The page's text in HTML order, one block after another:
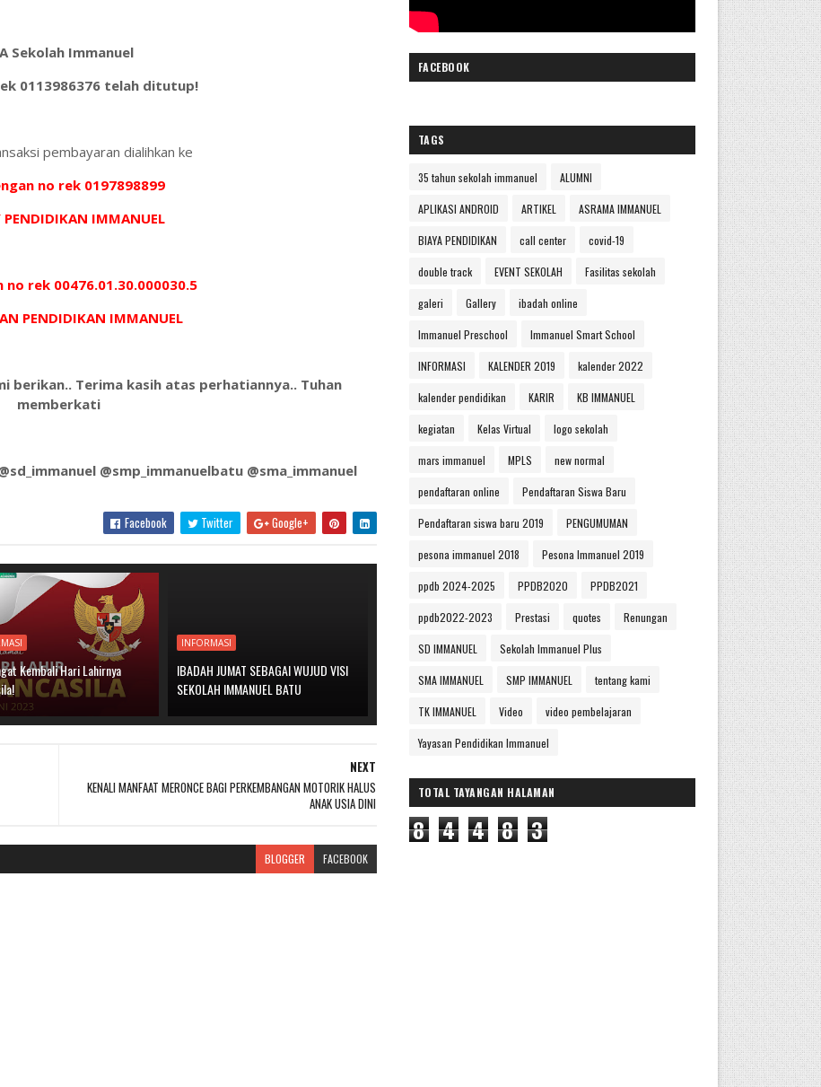
Sekolah Immanuel
0113986376 telah ditutup!
pembayaran dialihkan ke
no rek 0197898899
PENDIDIKAN IMMANUEL
no rek 00476.01.30.000030.5
PENDIDIKAN IMMANUEL
berikan.. Terima kasih atas perhatiannya.. Tuhan
memberkati
@smp_immanuelbatu @sma_immanuel
Facebook Twitter Google+
Kembali Hari Lahirnya
INFORMASI
IBADAH JUMAT SEBAGAI WUJUD VISI
SEKOLAH IMMANUEL BATU
NEXT
KENALI MANFAAT MERONCE BAGI PERKEMBANGAN MOTORIK HALUS
ANAK USIA DINI
BLOGGER FACEBOOK
FACEBOOK
TAGS
35 tahun sekolah immanuel ALUMNI
APLIKASI ANDROID ARTIKEL ASRAMA IMMANUEL
BIAYA PENDIDIKAN call center covid-19
double track EVENT SEKOLAH Fasilitas sekolah
galeri Gallery ibadah online
Immanuel Preschool Immanuel Smart School
INFORMASI KALENDER 2019 kalender 2022
kalender pendidikan KARIR KB IMMANUEL
kegiatan Kelas Virtual logo sekolah
mars immanuel MPLS new normal
pendaftaran online Pendaftaran Siswa Baru
Pendaftaran siswa baru 2019 PENGUMUMAN
pesona immanuel 2018 Pesona Immanuel 2019
ppdb 2024-2025 PPDB2020 PPDB2021
ppdb2022-2023 Prestasi quotes Renungan
SD IMMANUEL Sekolah Immanuel Plus
SMA IMMANUEL SMP IMMANUEL tentang kami
TK IMMANUEL Video video pembelajaran
Yayasan Pendidikan Immanuel
TOTAL TAYANGAN HALAMAN
8 4 4 8 3